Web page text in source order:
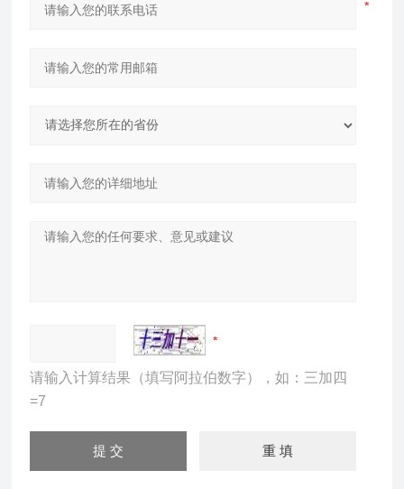
请输入计算结果（填写阿拉伯数字），如：三加四
=7